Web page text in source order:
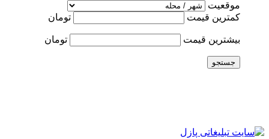
موقعیت
کمترین قیمت
تومان
بیشترین قیمت تومان
جستجو